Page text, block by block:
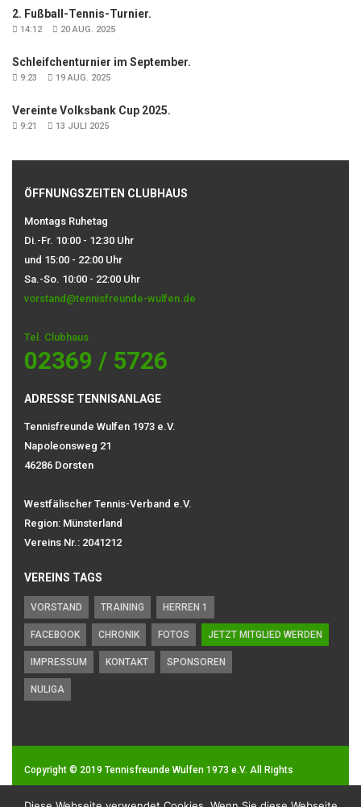
2. Fußball-Tennis-Turnier.
14:12 20 AUG. 2025
Schleifchenturnier im September.
9:23 19 AUG. 2025
Vereinte Volksbank Cup 2025.
9:21 13 JULI 2025
ÖFFNUNGSZEITEN CLUBHAUS
Montags Ruhetag
Di.-Fr. 10:00 - 12:30 Uhr
und 15:00 - 22:00 Uhr
Sa.-So. 10:00 - 22:00 Uhr
vorstand@tennisfreunde-wulfen.de
Tel. Clubhaus
02369 / 5726
ADRESSE TENNISANLAGE
Tennisfreunde Wulfen 1973 e.V.
Napoleonsweg 21
46286 Dorsten
Westfälischer Tennis-Verband e.V.
Region: Münsterland
Vereins Nr.: 2041212
VEREINS TAGS
VORSTAND TRAINING HERREN 1
FACEBOOK CHRONIK FOTOS JETZT MITGLIED WERDEN
IMPRESSUM KONTAKT SPONSOREN
NULIGA
Copyright © 2019 Tennisfreunde Wulfen 1973 e.V. All Rights